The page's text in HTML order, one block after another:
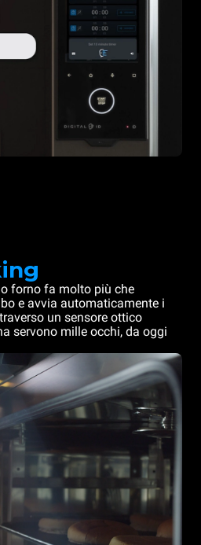
forno fa molto più che
e avvia automaticamente i
un sensore ottico
servono mille occhi, da oggi